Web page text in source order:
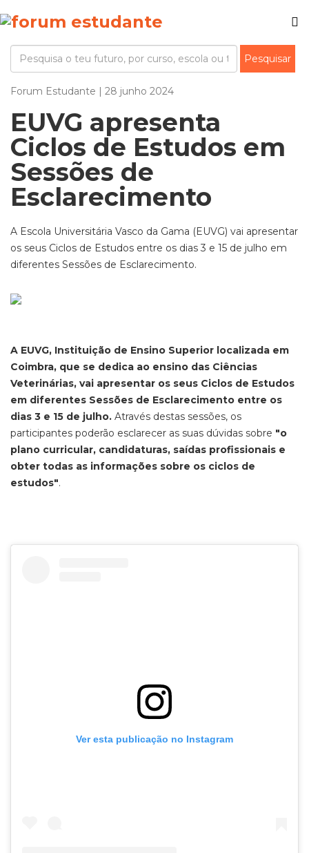
Forum Estudante | 28 junho 2024
EUVG apresenta
Ciclos de Estudos em
Sessões de
Esclarecimento
A Escola Universitária Vasco da Gama (EUVG) vai apresentar
os seus Ciclos de Estudos entre os dias 3 e 15 de julho em
diferentes Sessões de Esclarecimento.
A EUVG, Instituição de Ensino Superior localizada em
Coimbra, que se dedica ao ensino das Ciências
Veterinárias, vai apresentar os seus Ciclos de Estudos
em diferentes Sessões de Esclarecimento entre os
dias 3 e 15 de julho. Através destas sessões, os
participantes poderão esclarecer as suas dúvidas sobre "o
plano curricular, candidaturas, saídas profissionais e
obter todas as informações sobre os ciclos de
estudos".
Ver esta publicação no Instagram